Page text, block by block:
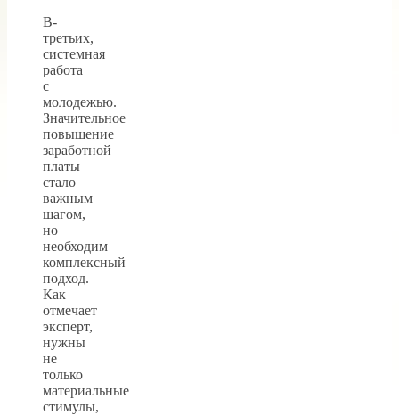
В-
третьих,
системная
работа
с
молодежью.
Значительное
повышение
заработной
платы
стало
важным
шагом,
но
необходим
комплексный
подход.
Как
отмечает
эксперт,
нужны
не
только
материальные
стимулы,